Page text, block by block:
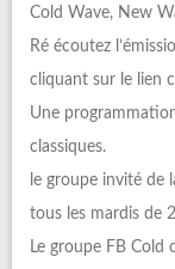
Cold Wave, New
Ré écoutez
cliquant sur le lien
Une
classiques.
le groupe invité de
tous les mardis de
Le groupe FB Cold